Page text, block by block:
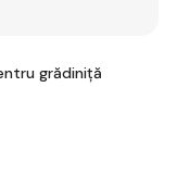
grădiniță